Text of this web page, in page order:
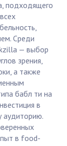
подходящего
Среди
— выбор
зрения,
а также
бабл ти на
в
аудиторию.
в food-